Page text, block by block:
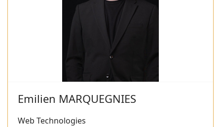
Emilien MARQUEGNIES
Web Technologies